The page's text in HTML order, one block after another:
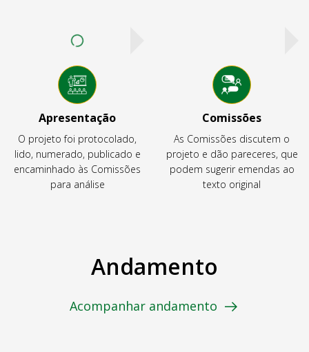
Apresentação
O projeto foi protocolado,
lido, numerado, publicado e
encaminhado às Comissões
para análise
Comissões
As Comissões discutem o
projeto e dão pareceres, que
podem sugerir emendas ao
texto original
Andamento
Acompanhar andamento